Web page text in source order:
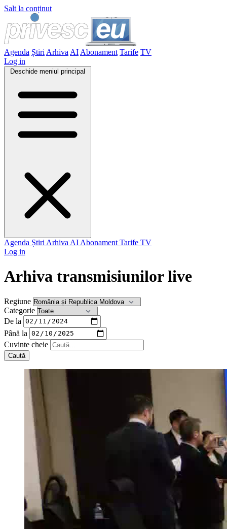
Salt la conținut
Agenda Știri Arhiva AI Abonament Tarife TV
Log in
Deschide meniul principal
Agenda Știri Arhiva AI Abonament Tarife TV
Log in
Arhiva transmisiunilor live
Regiune
Categorie
De la
Până la
Cuvinte cheie
Caută